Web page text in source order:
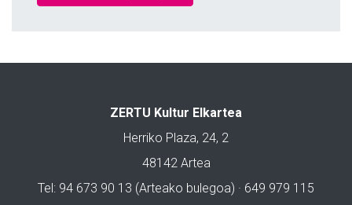
ZERTU Kultur Elkartea
Herriko Plaza, 24, 2
48142 Artea
Tel: 94 673 90 13 (Arteako bulegoa) · 649 979 115